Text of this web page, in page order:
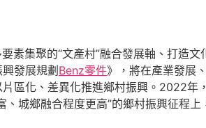
素集聚的“文產村”融合發展軸、打造
發展規劃Benz零件》，將在產業發展
區化、差異化推進鄉村振興。2022
、城鄉融合程度更高”的鄉村振興征程